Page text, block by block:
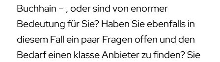
Buchhain – , oder sind von enormer
Bedeutung für Sie? Haben Sie ebenfalls in
diesem Fall ein paar Fragen offen und den
Bedarf einen klasse Anbieter zu finden? Sie